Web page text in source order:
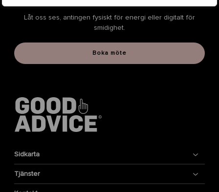
Låt oss ses, antingen fysiskt för energi eller digitalt för
smidighet.
Boka möte
Sidkarta
Tjänster